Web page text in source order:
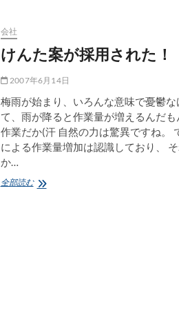
会社
けんた案が採用された！
2007年6月14日
梅雨が始まり、いろんな意味で憂鬱
て、雨が降ると作業量が増えるんだ
作業だか(汗 自然の力は驚異ですね。
による作業量増加は認識しており、
か…
全部読むけ